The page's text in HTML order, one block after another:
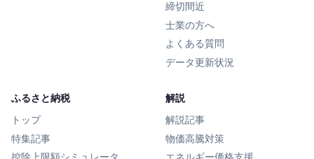
締切間近
士業の方へ
よくある質問
データ更新状況
ふるさと納税
トップ
特集記事
解説
解説記事
物価高騰対策